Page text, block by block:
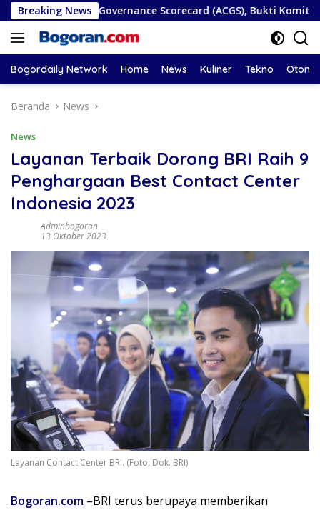
Langsung
ke
konten
Breaking News
Governance Scorecard (ACGS), Bukti Komitmen Tata
Bogordaily Network Home News Kuliner Tekno
Beranda News
News
Layanan Terbaik Dorong BRI Raih 9
Penghargaan Best Contact Center
Indonesia 2023
Adminbogoran
13 Oktober 2023
Layanan Contact Center BRI. (Foto: Dok. BRI)
Bogoran.com –BRI terus berupaya memberikan